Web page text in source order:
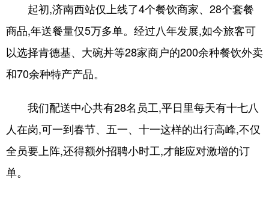
政事 文旅 社会民生 山东产经
文娱 融媒秀
多语种频道
起初,济南西站仅上线了4个餐饮商家、28个套餐
商品,年送餐量仅5万多单。经过八年发展,如今旅客可
以选择肯德基、大碗丼等28家商户的200余种餐饮外卖
和70余种特产产品。
我们配送中心共有28名员工,平日里每天有十七八
人在岗,可一到春节、五一、十一这样的出行高峰,不仅
全员要上阵,还得额外招聘小时工,才能应对激增的订
单。